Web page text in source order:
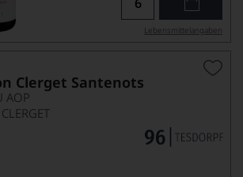
Lebensmittel­angaben
Clerget Santenots
AOP